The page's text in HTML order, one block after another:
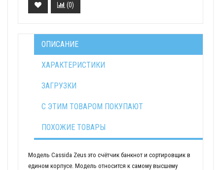
(0)
ОПИСАНИЕ
ХАРАКТЕРИСТИКИ
ЗАГРУЗКИ
С ЭТИМ ТОВАРОМ ПОКУПАЮТ
ПОХОЖИЕ ТОВАРЫ
Модель Cassida Zeus это счётчик банкнот и сортировщик в
едином корпусе. Модель относится к самому высшему